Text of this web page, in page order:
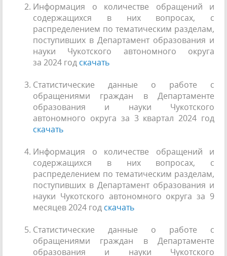
Информация о количестве обращений и
содержащихся в них вопросах, с
распределением по тематическим разделам,
поступивших в Департамент образования и
науки Чукотского автономного округа
за 2024 год скачать
Статистические данные о работе с
обращениями граждан в Департаменте
образования и науки Чукотского
автономного округа за 3 квартал 2024 год
скачать
Информация о количестве обращений и
содержащихся в них вопросах, с
распределением по тематическим разделам,
поступивших в Департамент образования и
науки Чукотского автономного округа за 9
месяцев 2024 год скачать
Статистические данные о работе с
обращениями граждан в Департаменте
образования и науки Чукотского